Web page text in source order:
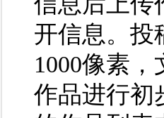
开信息。投
1000像素
作品进行初